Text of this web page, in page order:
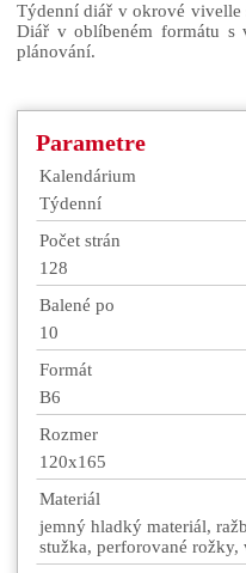
Týdenní diář v okrové vivelle
Diář v oblíbeném formátu s
plánování.
Parametre
Kalendárium
Týdenní
Počet strán
128
Balené po
10
Formát
B6
Rozmer
120x165
Materiál
jemný hladký materiál,
stužka, perforované rožky,